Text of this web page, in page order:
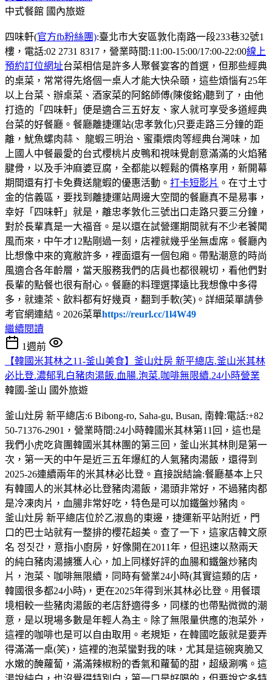
中式餐館 國內旅遊
四味軒(官方fb粉絲團):臺北市大安區敦化南路一段233巷32號1
樓，電話:02 2731 8317，營業時間:11:00-15:00/17:00-22:00線上
預約訂位網址台菜相信是許多人聚餐宴客的首選，但那些經典
的桌菜，常常得先烙個一桌人才能大快朵頤，這些煩惱有25年
以上台菜、辦桌菜、酒家菜的阿銘師傅(陳俊銘)聽到了，由他
打造的「四味軒」便是適合三五好友、家人就可享受多道經典
台菜的好餐廳。餐廳離捷運站(忠孝敦化)只要走路三分鐘的距
離，魷魚螺肉蒜、 龍蝦三明治、蜜棗煨肉等經典台灣味，加
上國人中餐最愛的台式櫻桃片皮鴨和視味覺創意滿滿的火焰豬
腱骨，以及手沖麻婆豆腐，全都能以輕鬆的價格享用，新開幕
期間還有打卡免費送龍蝦的優惠活動。 打卡短影片 。在寸土寸
金的信義區，要找到離捷運站周邊大空間的餐廳真不是易事，
幸好「四味軒」就是，離忠孝敦化三號出口走路只要三分鐘，
對於長輩真是一大福音。是以還在試營運期間就有不少老饕聞
風而來，中午才12點剛過一刻，店裡就幾乎坐無虛席。餐廳內
比想像中來的寬敝許多，裡面還有一個包廂。帶點潮意的時尚
風適合各年齡層，當天服務我們的店員也都很親切，看他們對
長輩的點餐也很有耐心。餐廳的料理選擇遠比我想像中多得
多，就連茶、飲料都有好幾頁，翻到手軟(笑)。詳細菜單請參
考官網連結。2026菜單https://reurl.cc/1l4W49
繼續閱讀
1週前
【韓國米其林之11-釜山美食】釜山灶房 新平總店.釜山米其林
必比登.濃郁乳白豬肉湯飯.血腸.泡菜.咖啡無限續.24小時營業
韓國-釜山 國外旅遊
釜山灶房 新平總店:6 Bibong-ro, Saha-gu, Busan, 南韓:電話:+82
50-71376-2901，營業時間:24小時韓國米其林第11回，這也是
我們小虎吃貨團韓國米其林團的第三回，釜山米其林則是第一
次，第一天的中午是近三五年爆紅的人氣豬肉湯飯，還得到
2025-26連續兩年的米其林必比登。直接說結論:餐廳基本上只
有韓國人的米其林必比登豬肉湯飯，湯頭非常好，不過豬肉都
是冷凍肉片，血腸非常好吃，特色是可以加鐵盤炒豬肉。
釜山灶房 新平總店位於乙淑島的東邊，捷運新平站附近，門
口的巴士站就有一整排的櫻花超美。查了一下，這家店韓文原
名 정짓간，意指小廚房，好像開在2011年，但迅速以熬兩天
的純白豬肉湯擄獲人心，加上同樣好評的血腸和鐵盤炒豬肉
片，泡菜、咖啡無限續，同時有營業24小時(其實這類的店，
韓國很多都24小時)，更在2025年得到米其林必比登。用餐環
境相較一些豬肉湯飯的老店舒適得多，同樣的也帶點微微的潮
意，是以現場多數是年輕人為主。除了無限量供應的泡菜外，
這裡的咖啡也是可以自由取用。老規矩，在韓國吃飯就是要弄
得滿滿一桌(笑)，這裡的泡菜蠻對我的味，尤其是這碗爽脆又
水嫩的醃蘿蔔，滿滿辣椒粉的香氣和蘿蔔的甜，超級涮嘴。這